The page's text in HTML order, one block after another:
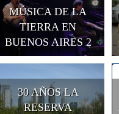
MÚSICA DE LA
TIERRA EN
BUENOS AIRES 2
30 AÑOS LA
RESERVA